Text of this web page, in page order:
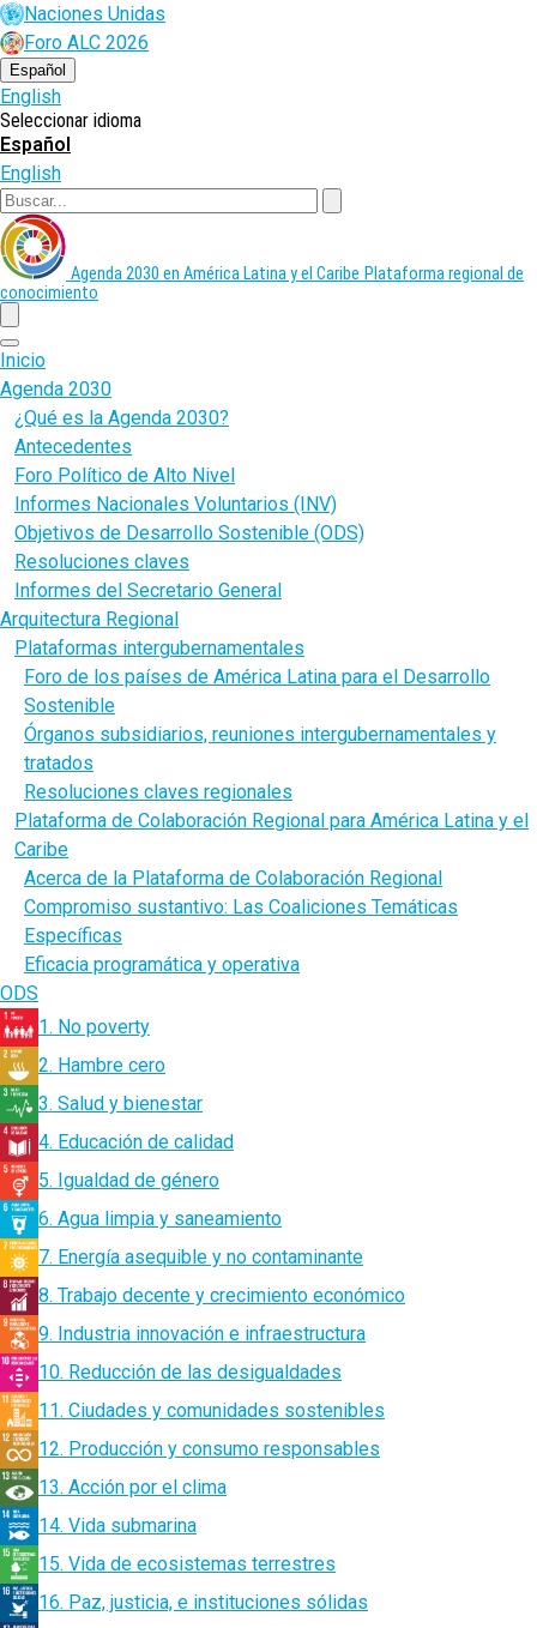
Pasar
al
contenido
principal
Naciones Unidas
Foro ALC 2026
Español
English
Seleccionar idioma
Español
English
Agenda 2030 en América Latina y el Caribe Plataforma regional de
conocimiento
menu
Inicio
Agenda 2030
¿Qué es la Agenda 2030?
Antecedentes
Foro Político de Alto Nivel
Informes Nacionales Voluntarios (INV)
Objetivos de Desarrollo Sostenible (ODS)
Resoluciones claves
Informes del Secretario General
Arquitectura Regional
Plataformas intergubernamentales
Foro de los países de América Latina para el Desarrollo
Sostenible
Órganos subsidiarios, reuniones intergubernamentales y
tratados
Resoluciones claves regionales
Plataforma de Colaboración Regional para América Latina y el
Caribe
Acerca de la Plataforma de Colaboración Regional
Compromiso sustantivo: Las Coaliciones Temáticas
Específicas
Eficacia programática y operativa
ODS
1. No poverty
2. Hambre cero
3. Salud y bienestar
4. Educación de calidad
5. Igualdad de género
6. Agua limpia y saneamiento
7. Energía asequible y no contaminante
8. Trabajo decente y crecimiento económico
9. Industria innovación e infraestructura
10. Reducción de las desigualdades
11. Ciudades y comunidades sostenibles
12. Producción y consumo responsables
13. Acción por el clima
14. Vida submarina
15. Vida de ecosistemas terrestres
16. Paz, justicia, e instituciones sólidas